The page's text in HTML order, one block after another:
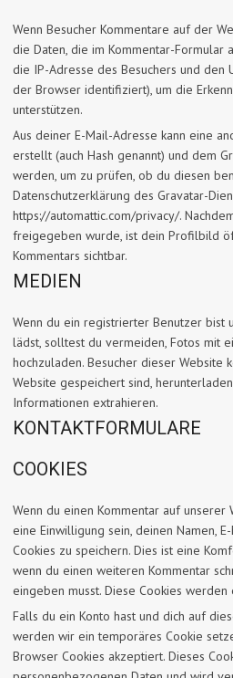
Wenn Besucher Kommentare auf der
die Daten, die im Kommentar-Formular
die IP-Adresse des Besuchers und den
der Browser identifiziert), um die
unterstützen.
Aus deiner E-Mail-Adresse kann eine
erstellt (auch Hash genannt) und dem
werden, um zu prüfen, ob du diesen
Datenschutzerklärung des Gravatar-
https://automattic.com/privacy/.
freigegeben wurde, ist dein Profilbild
Kommentars sichtbar.
MEDIEN
Wenn du ein registrierter Benutzer bist
lädst, solltest du vermeiden, Fotos mit
hochzuladen. Besucher dieser Website
Website gespeichert sind,
Informationen extrahieren.
KONTAKTFORMULARE
COOKIES
Wenn du einen Kommentar auf unserer
eine Einwilligung sein, deinen Namen,
Cookies zu speichern. Dies ist eine
wenn du einen weiteren Kommentar
eingeben musst. Diese Cookies werden
Falls du ein Konto hast und dich auf
werden wir ein temporäres Cookie
Browser Cookies akzeptiert. Dieses